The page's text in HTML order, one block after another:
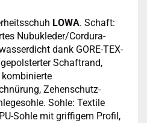
LOWA. Schaft:
Nubukleder/Cordura-
dank GORE-TEX-
Schaftrand,
Zehenschutz-
Sohle: Textile
Sohle mit griffigem Profil,